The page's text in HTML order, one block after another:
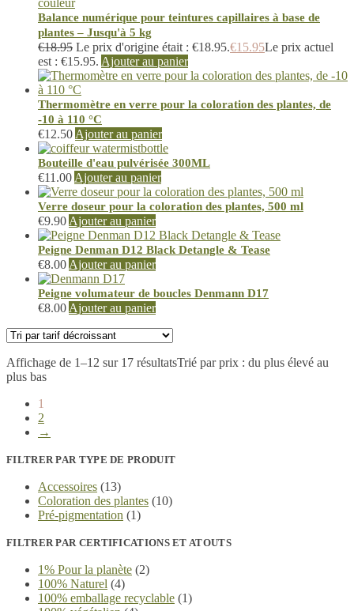
Balance numérique pour teintures capillaires à base de
plantes – Jusqu'à 5 kg
€18.95 Le prix d'origine était : €18.95.€15.95Le prix actuel
est : €15.95. Ajouter au panier
Thermomètre en verre pour la coloration des plantes, de
-10 à 110 °C
€12.50 Ajouter au panier
Bouteille d'eau pulvérisée 300ML
€11.00 Ajouter au panier
Verre doseur pour la coloration des plantes, 500 ml
€9.90 Ajouter au panier
Peigne Denman D12 Black Detangle & Tease
€8.00 Ajouter au panier
Peigne volumateur de boucles Denmann D17
€8.00 Ajouter au panier
Affichage de 1–12 sur 17 résultatsTrié par prix : du plus élevé au
plus bas
1
2
→
FILTRER PAR TYPE DE PRODUIT
Accessoires (13)
Coloration des plantes (10)
Pré-pigmentation (1)
FILTRER PAR CERTIFICATIONS ET ATOUTS
1% Pour la planète (2)
100% Naturel (4)
100% emballage recyclable (1)